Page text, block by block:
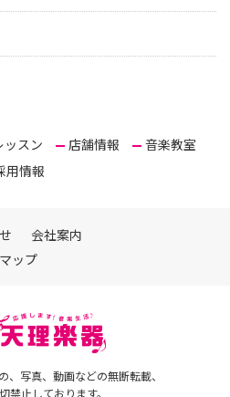
ッスン 店舗情報
音楽教室
用情報
会社案内
ップ
、写真、動画などの無断転載、
禁止しております。